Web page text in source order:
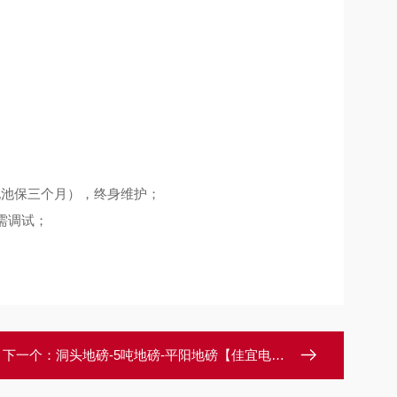
保三个月），终身维护；
试；
下一个： 洞头地磅-5吨地磅-平阳地磅【佳宜电子】